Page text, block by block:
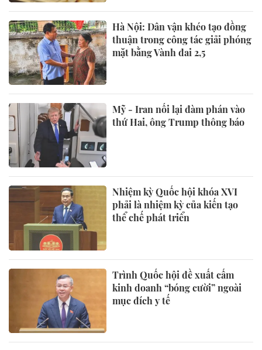
Hà Nội: Dân vận khéo tạo đồng
thuận trong công tác giải phóng
mặt bằng Vành đai 2,5
Mỹ - Iran nối lại đàm phán vào
thứ Hai, ông Trump thông báo
Nhiệm kỳ Quốc hội khóa XVI
phải là nhiệm kỳ của kiến tạo
thể chế phát triển
Trình Quốc hội đề xuất cấm
kinh doanh “bóng cười” ngoài
mục đích y tế